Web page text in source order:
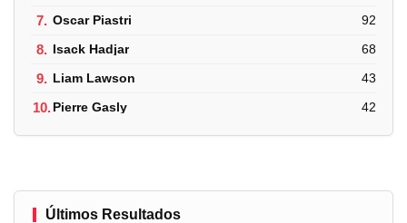
7. Oscar Piastri 92
8. Isack Hadjar 68
9. Liam Lawson 43
10.Pierre Gasly 42
Últimos Resultados